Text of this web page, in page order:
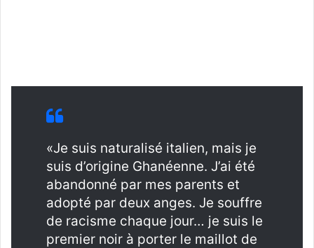
«Je suis naturalisé italien, mais je
suis d’origine Ghanéenne. J’ai été
abandonné par mes parents et
adopté par deux anges. Je souffre
de racisme chaque jour… je suis le
premier noir à porter le maillot de